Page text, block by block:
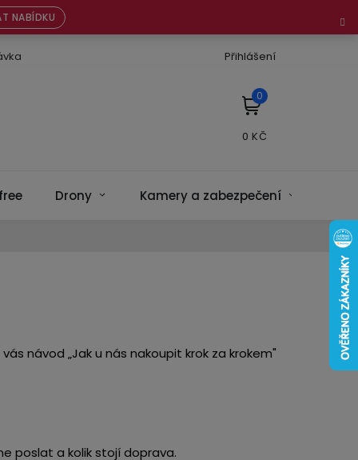
NABÍDKU
Přihlášení
NÁKUPNÍ
KOŠÍK
Drony Kamery a zabezpečení
návod „Jak u nás nakoupit krok za krokem"
poslat a kolik stojí doprava.